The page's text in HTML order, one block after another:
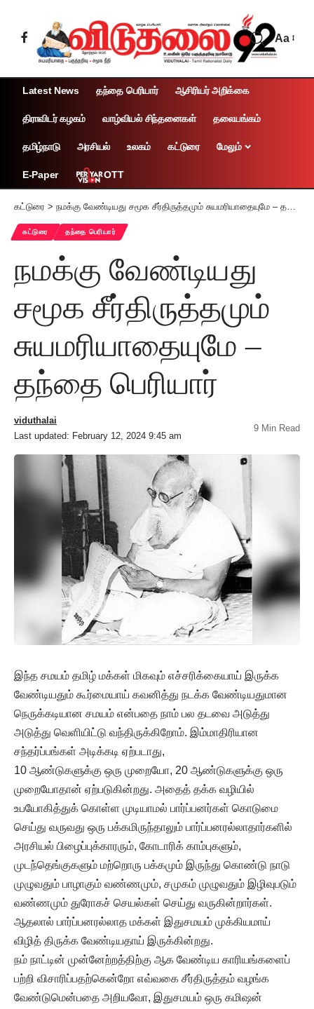
Aa
Latest News தந்தை பெரியார் ஆசிரியர் அறிக்கை
திராவிடர் கழகம் வாழ்வியல் சிந்தனைகள் தலையங்கம்
தமிழ்நாடு அரசியல் உலகம் கட்டுரை மேலும்
E-Paper OTT
கட்டுரை > நமக்கு வேண்டியது சமூக சீர்திருத்தமும் சுயமரியாதையுமே – தந்தை பெரியார்
கட்டுரை தந்தை பெரியார்
நமக்கு வேண்டியது
சமூக சீர்திருத்தமும்
சுயமரியாதையுமே –
தந்தை பெரியார்
Last updated: February 12, 2024 9:45 am
viduthalai
9 Min Read
இந்த சமயம் தமிழ் மக்கள் மிகவும் எச்சரிக்கையாய் இருக்க
வேண்டியதும் கூர்மையாய் கவனித்து நடக்க வேண்டியதுமான
நெருக்கடியான சமயம் என்பதை நாம் பல தடவை அடுத்து
அடுத்து வெளியிட்டு வந்திருக்கிறோம். இம்மாதிரியான
சந்தர்ப்பங்கள் அடிக்கடி ஏற்படாது,
10 ஆண்டுகளுக்கு ஒரு முறையோ, 20 ஆண்டுகளுக்கு ஒரு
முறையோதான் ஏற்படுகின்றது. அதைத் தக்க வழியில்
உபயோகித்துக் கொள்ள முடியாமல் பார்ப்பனர்கள் கொடுமை
செய்து வருவது ஒரு பக்கமிருந்தாலும் பார்ப்பனரல்லாதார்களில்
அரசியல் பிழைப்புக்காரரும், கோடாரிக் காம்புகளும்,
முடந்தெங்குகளும் மற்றொரு பக்கமும் இருந்து கொண்டு நாடு
முழுவதும் பாழாகும் வண்ணமும், சமுகம் முழுவதும் இழிவுபடும்
வண்ணமும் துரோகச் செயல்கள் செய்து வருகின்றார்கள்.
ஆதலால் பார்ப்பனரல்லாத மக்கள் இதுசமயம் முக்கியமாய்
விழித் திருக்க வேண்டியதாய் இருக்கின்றது.
நம் நாட்டின் முன்னேற்றத்திற்கு ஆக வேண்டிய காரியங்களைப்
பற்றி விசாரிப்பதற்கென்றோ எவ்வகை சீர்திருத்தம் வழங்க
வேண்டுமென்பதை அறியவோ, இதுசமயம் ஒரு கமிஷன்